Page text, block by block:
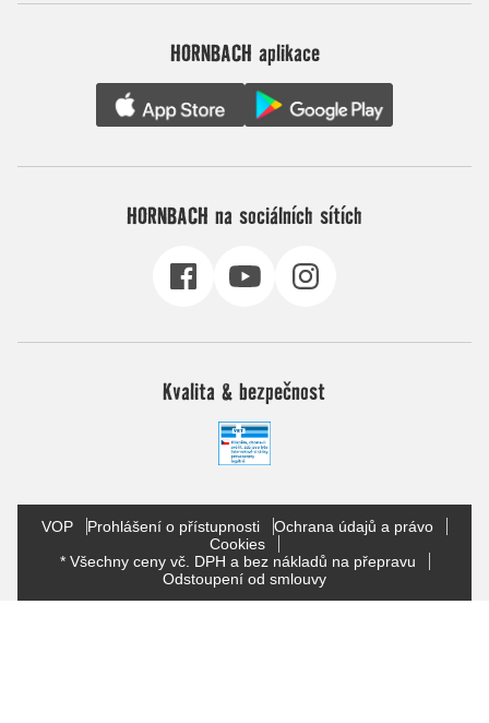
HORNBACH aplikace
HORNBACH na sociálních sítích
Kvalita & bezpečnost
VOP Prohlášení o přístupnosti
Ochrana údajů a právo
Cookies
* Všechny ceny vč. DPH a bez nákladů na přepravu
Odstoupení od smlouvy